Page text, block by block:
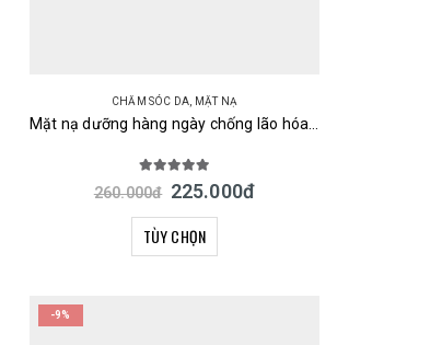
CHĂM SÓC DA, MẶT NẠ
Mặt nạ dưỡng hàng ngày chống lão hóa, dưỡng trắng, phục hồi cấp ẩm da Posh Kosh 30 miếng Nhật
out of 5
260.000đ 225.000đ
TÙY CHỌN
-9%